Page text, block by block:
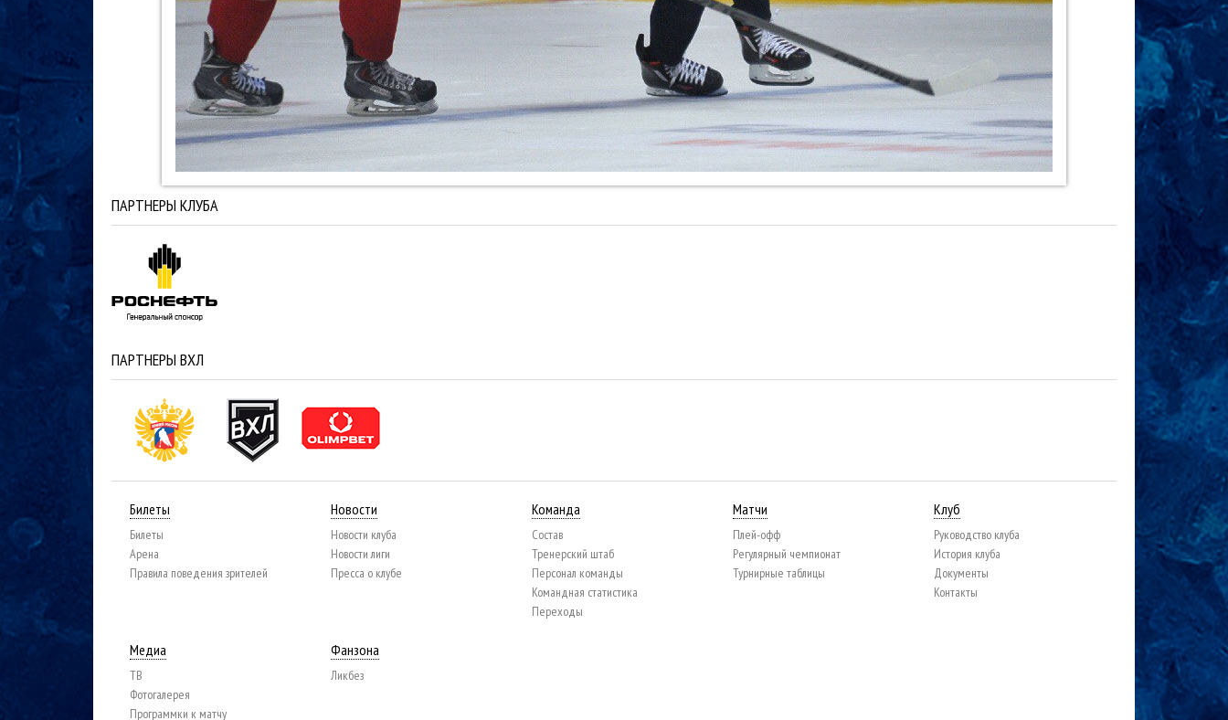
ПАРТНЕРЫ КЛУБА
ПАРТНЕРЫ ВХЛ
Билеты
Билеты
Арена
Правила поведения зрителей
Новости
Новости клуба
Новости лиги
Пресса о клубе
Команда
Состав
Тренерский штаб
Персонал команды
Командная статистика
Переходы
Матчи
Плей-офф
Регулярный чемпионат
Турнирные таблицы
Клуб
Руководство клуба
История клуба
Документы
Контакты
Медиа
ТВ
Фотогалерея
Программки к матчу
Фанзона
Ликбез